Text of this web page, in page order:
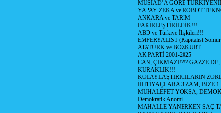
MÜSİAD’A GÖRE
YAPAY ZEKA ve ROBOT
ANKARA ve TARIM
FAKİRLEŞTİRİLDİK!!!
ABD ve Türkiye İlişkileri!!!
EMPERYALİST (Kapitalist
ATATÜRK ve BOZKURT
AK PARTİ 2001-2025
CAN, ÇIKMAZI!?!? GAZZE
KURAKLIK!!!
KOLAYLAŞTIRICILARIN
İİHTİYAÇLARA 3 ZAM, BİZE
MUHALEFET YOKSA,
Demokratik Anomi
MAHALLE YANERKEN SAÇ